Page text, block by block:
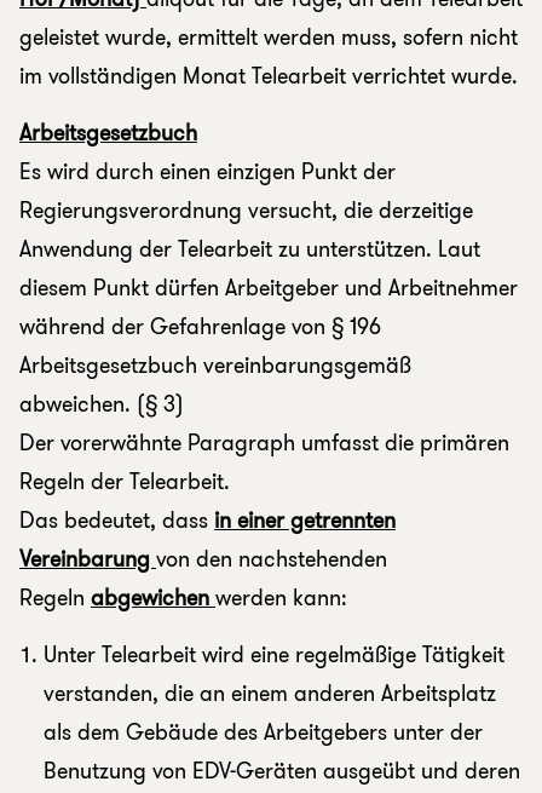
geleistet wurde, ermittelt werden muss, sofern nicht
im vollständigen Monat Telearbeit verrichtet wurde.
Arbeitsgesetzbuch
Es wird durch einen einzigen Punkt der
Regierungsverordnung versucht, die derzeitige
Anwendung der Telearbeit zu unterstützen. Laut
diesem Punkt dürfen Arbeitgeber und Arbeitnehmer
während der Gefahrenlage von § 196
Arbeitsgesetzbuch vereinbarungsgemäß
abweichen. (§ 3)
Der vorerwähnte Paragraph umfasst die primären
Regeln der Telearbeit.
Das bedeutet, dass in einer getrennten
Vereinbarung von den nachstehenden
Regeln abgewichenwerden kann:
Unter Telearbeit wird eine regelmäßige Tätigkeit
verstanden, die an einem anderen Arbeitsplatz
als dem Gebäude des Arbeitgebers unter der
Benutzung von EDV-Geräten ausgeübt und deren